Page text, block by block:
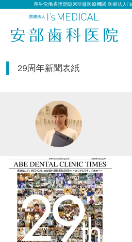
厚生労働省指定臨床研修医療機関 医療法人
29周年新聞表紙